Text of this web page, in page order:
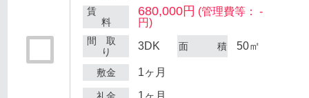
賃
料
680,000円 (管理費等： -
円)
間 取
り
3DK 面 積 50㎡
敷金 1ヶ月